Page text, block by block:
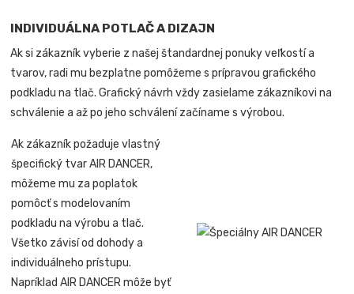
INDIVIDUÁLNA POTLAČ A DIZAJN
Ak si zákazník vyberie z našej štandardnej ponuky veľkostí a
tvarov, radi mu bezplatne pomôžeme s prípravou grafického
podkladu na tlač. Grafický návrh vždy zasielame zákazníkovi na
schválenie a až po jeho schválení začíname s výrobou.
Ak zákazník požaduje vlastný
špecifický tvar AIR DANCER,
môžeme mu za poplatok
pomôcť s modelovaním
podkladu na výrobu a tlač.
Všetko závisí od dohody a
individuálneho prístupu.
Napríklad AIR DANCER môže byť